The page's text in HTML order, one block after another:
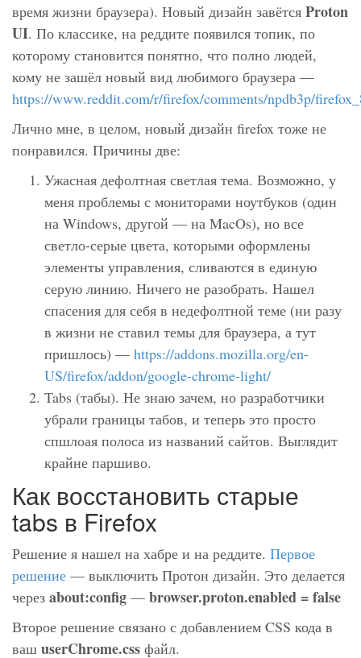
время жизни браузера). Новый дизайн завётся Proton
UI. По классике, на реддите появился топик, по
которому становится понятно, что полно людей,
кому не зашёл новый вид любимого браузера —
https://www.reddit.com/r/firefox/comments/npdb3p/
Лично мне, в целом, новый дизайн firefox тоже не
понравился. Причины две:
Ужасная дефолтная светлая тема. Возможно, у
меня проблемы с мониторами ноутбуков (один
на Windows, другой — на MacOs), но все
светло-серые цвета, которыми оформлены
элементы управления, сливаются в единую
серую линию. Ничего не разобрать. Нашел
спасения для себя в недефолтной теме (ни разу
в жизни не ставил темы для браузера, а тут
пришлось) — https://addons.mozilla.org/en-
US/firefox/addon/google-chrome-light/
Tabs (табы). Не знаю зачем, но разработчики
убрали границы табов, и теперь это просто
спшлоая полоса из названий сайтов. Выглядит
крайне паршиво.
Как восстановить старые
tabs в Firefox
Решение я нашел на хабре и на реддите. Первое
решение — выключить Протон дизайн. Это делается
через about:config — browser.proton.enabled = false
Второе решение связано с добавлением CSS кода в
ваш userChrome.css файл.